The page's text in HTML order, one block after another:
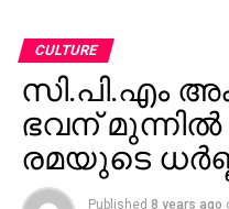
CULTURE
സി.പി.എം
ഭവന്
രമയുടെ
Published 8 years ago